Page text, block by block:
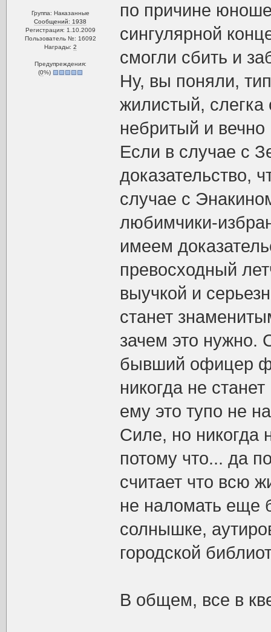
Группа: Наказанные
Сообщений: 1938
Регистрация: 1.10.2009
Пользователь №: 16092
Награды: 2
Предупреждения:
(0%)
по причине
сингулярной
смогли сбить и
Ну, вы поняли,
жилистый, слегка
небритый и
Если в случае с
доказательство,
случае с
любимчики-
имеем
превосходный
выучкой и
станет
зачем это нужно.
бывший офицер
никогда не
ему это тупо не
Силе, но
потому что... да
считает что всю
не наломать еще
солнышке,
городской
В общем, все в